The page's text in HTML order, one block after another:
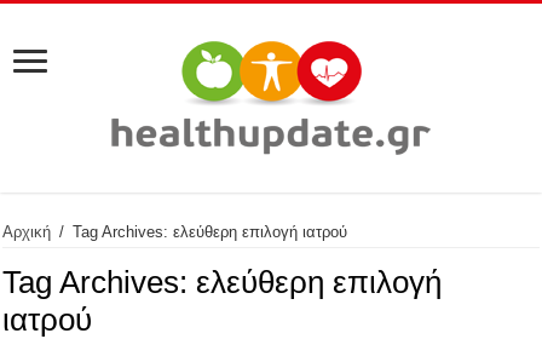
Αρχική / Tag Archives: ελεύθερη επιλογή ιατρού
Tag Archives: ελεύθερη επιλογή
ιατρού